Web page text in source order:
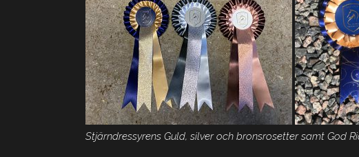
Stjärndressyrens Guld, silver och bronsrosetter samt God